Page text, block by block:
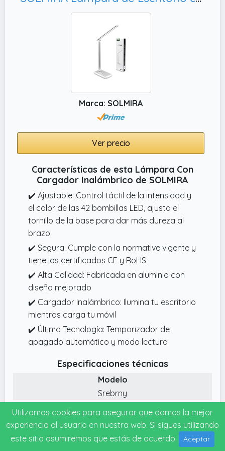
Marca: SOLMIRA
Ver precio
Características de esta Lámpara Con
Cargador Inalámbrico de SOLMIRA
✔️ Ajustable: Control táctil de la intensidad y
el color de las 42 bombillas LED, ajusta el
tornillo de la base para dar más dureza al
brazo
✔️ Segura: Cumple con la normative vigente y
tiene los certificados CE y RoHS
✔️ Alta Calidad: Fabricada en aluminio con
diseño mejorado
✔️ Cargador Inalámbrico: Ilumina tu escritorio
mientras carga tu móvil
✔️ Última Tecnología: Temporizador de
apagado automático y modo lectura
Especificaciones técnicas
Modelo
Srebrny
38.1 cms
Longitud
Utilizamos cookies para asegurar que damos la mejor
experiencia al usuario en nuestra web. Si sigues utilizando
este sitio asumiremos que estás de acuerdo.
Aceptar